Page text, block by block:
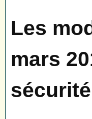
Les
mars
sécurité